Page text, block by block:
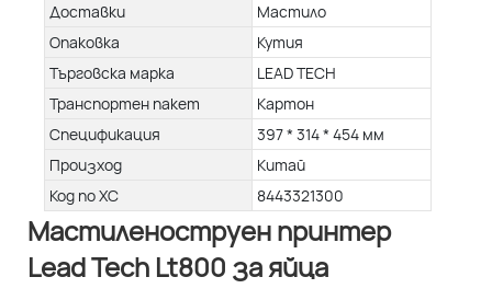
Доставки
Мастило
Опаковка
Кутия
Търговска марка
LEAD TECH
Транспортен пакет
Картон
Спецификация
397 * 314 * 454 мм
Произход
Китай
Код по ХС
8443321300
Мастиленоструен принтер
Lead Tech Lt800 за яйца